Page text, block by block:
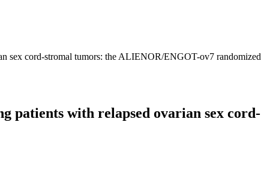
sex cord-stromal tumors: the ALIENOR/ENGOT-ov7 randomized
patients with relapsed ovarian sex cord-